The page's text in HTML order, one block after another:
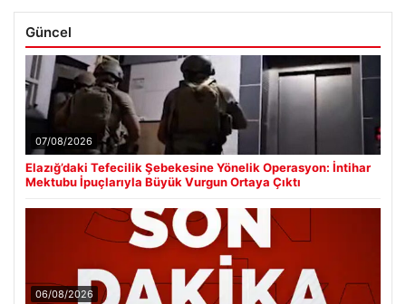
Güncel
07/08/2026
Elazığ’daki Tefecilik Şebekesine Yönelik Operasyon: İntihar
Mektubu İpuçlarıyla Büyük Vurgun Ortaya Çıktı
06/08/2026